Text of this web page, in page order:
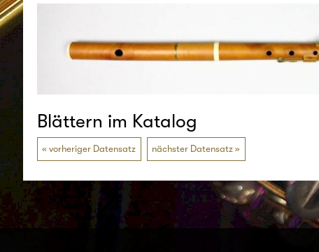
Blättern im Katalog
vorheriger Datensatz nächster Datensatz